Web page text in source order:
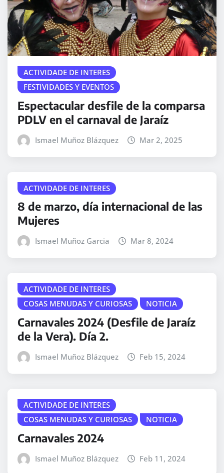
ACTIVIDADE DE INTERES
FESTIVIDADES Y EVENTOS
Espectacular desfile de la comparsa
PDLV en el carnaval de Jaraíz
Ismael Muñoz Blázquez Mar 2, 2025
ACTIVIDADE DE INTERES
8 de marzo, día internacional de las
Mujeres
Ismael Muñoz Garcia Mar 8, 2024
ACTIVIDADE DE INTERES
COSAS MENUDAS Y CURIOSAS
NOTICIA
Carnavales 2024 (Desfile de Jaraíz
de la Vera). Día 2.
Ismael Muñoz Blázquez Feb 15, 2024
ACTIVIDADE DE INTERES
COSAS MENUDAS Y CURIOSAS
NOTICIA
Carnavales 2024
Ismael Muñoz Blázquez Feb 11, 2024